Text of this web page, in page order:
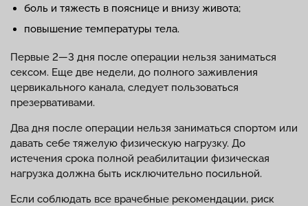
боль и тяжесть в пояснице и внизу живота;
повышение температуры тела.
Первые 2—3 дня после операции нельзя заниматься
сексом. Еще две недели, до полного заживления
цервикального канала, следует пользоваться
презервативами.
Два дня после операции нельзя заниматься спортом или
давать себе тяжелую физическую нагрузку. До
истечения срока полной реабилитации физическая
нагрузка должна быть исключительно посильной.
Если соблюдать все врачебные рекомендации, риск